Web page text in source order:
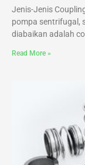
Jenis-Jenis
pompa sentrifugal,
diabaikan adalah
Read More »